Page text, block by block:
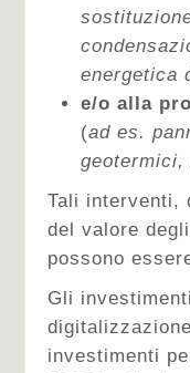
energetica
e/o alla
(ad es.
Tali interventi,
del valore
possono
Gli investimenti
investimenti